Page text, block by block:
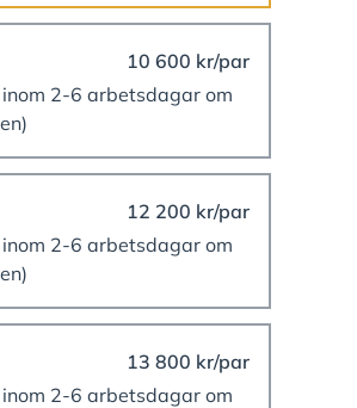
10 600 kr/par
2-6 arbetsdagar om
12 200 kr/par
2-6 arbetsdagar om
13 800 kr/par
2-6 arbetsdagar om